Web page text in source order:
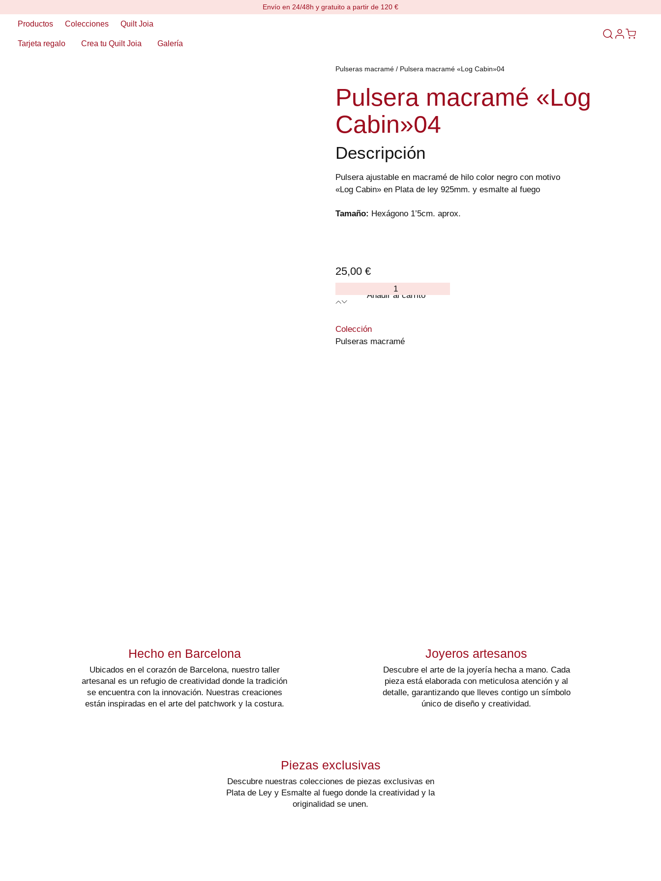
Envío en 24/48h y gratuito a partir de 120 €
Productos Colecciones Quilt Joia
Tarjeta regalo Crea tu Quilt Joia Galería
Abrir
Pulseras macramé / Pulsera macramé «Log Cabin»04
Pulsera macramé «Log
Cabin»04
Descripción
Pulsera ajustable en macramé de hilo color negro con motivo
«Log Cabin» en Plata de ley 925mm. y esmalte al fuego
Tamaño: Hexágono 1’5cm. aprox.
25,00 €
macramé
Cabin"04
cantidad
Añadir al carrito
Colección:
Pulseras macramé
Hecho en Barcelona
Ubicados en el corazón de Barcelona, nuestro taller
artesanal es un refugio de creatividad donde la tradición
se encuentra con la innovación. Nuestras creaciones
están inspiradas en el arte del patchwork y la costura.
Joyeros artesanos
Descubre el arte de la joyería hecha a mano. Cada
pieza está elaborada con meticulosa atención y al
detalle, garantizando que lleves contigo un símbolo
único de diseño y creatividad.
Piezas exclusivas
Descubre nuestras colecciones de piezas exclusivas en
Plata de Ley y Esmalte al fuego donde la creatividad y la
originalidad se unen.